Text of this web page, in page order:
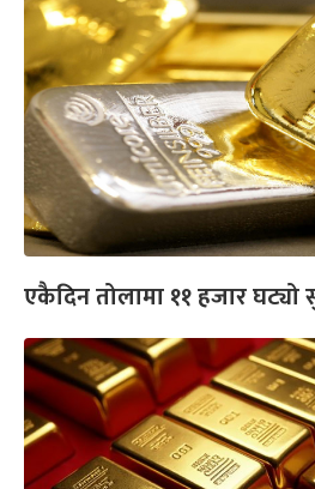
एकैदिन तोलामा ११ हजार घट्यो